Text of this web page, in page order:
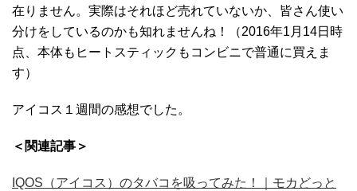
在りません。実際はそれほど売れていないか、皆さん使い
分けをしているのかも知れませんね！（2016年1月14日時
点、本体もヒートスティックもコンビニで普通に買えま
す）
アイコス１週間の感想でした。
＜関連記事＞
IQOS（アイコス）のタバコを吸ってみた！｜モカどっと